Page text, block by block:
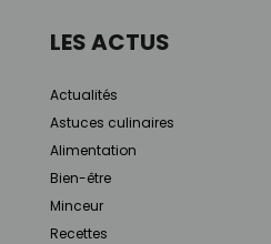
LES ACTUS
Actualités
Astuces culinaires
Alimentation
Bien-être
Minceur
Recettes